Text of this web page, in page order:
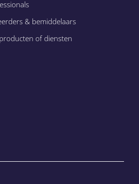
& bemiddelaars
of diensten